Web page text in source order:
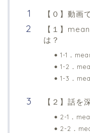
【０】動画
【１】
は？
1-1．
1-2．
1-3．
【２】話を
2-1．
2-2．